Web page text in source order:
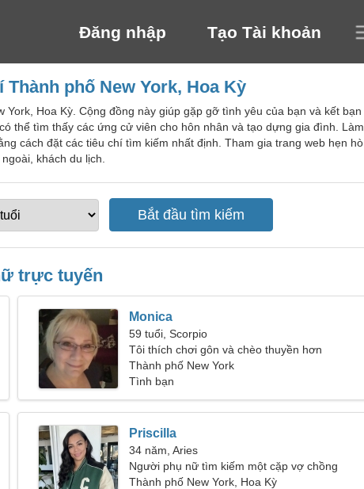
Đăng nhập Tạo Tài khoản
phố New York, Hoa Kỳ
Hoa Kỳ. Cộng đồng này giúp gặp gỡ tình yêu của bạn và kết bạn
thể tìm thấy các ứng cử viên cho hôn nhân và tạo dựng gia đình. Làm
cách đặt các tiêu chí tìm kiếm nhất định. Tham gia trang web hẹn hò
khách du lịch.
trực tuyến
Monica
59 tuổi, Scorpio
Tôi thích chơi gôn và chèo thuyền hơn
Thành phố New York
Tình bạn
Priscilla
34 năm, Aries
Người phụ nữ tìm kiếm một cặp vợ chồng
Thành phố New York, Hoa Kỳ